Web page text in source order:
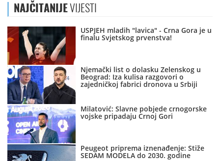
NAJČITANIJEVIJESTI
USPJEH mladih "lavica" - Crna Gora je u
finalu Svjetskog prvenstva!
Njemački list o dolasku Zelenskog u
Beograd: Iza kulisa razgovori o
zajedničkoj fabrici dronova u Srbiji
Milatović: Slavne pobjede crnogorske
vojske pripadaju Crnoj Gori
Peugeot priprema iznenađenje: Stiže
SEDAM MODELA do 2030. godine